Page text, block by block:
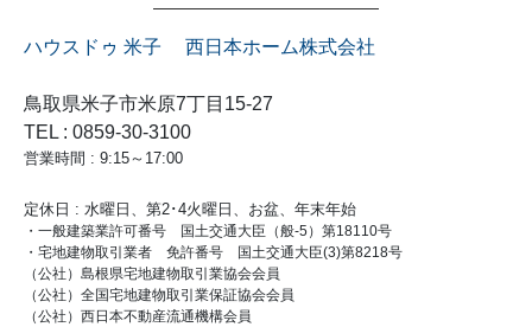
ハウスドゥ 米子 西日本ホーム株式会社
鳥取県米子市米原7丁目15-27
TEL : 0859-30-3100
営業時間 : 9:15～17:00
定休日 : 水曜日、第2･4火曜日、お盆、年末年始
・一般建築業許可番号 国土交通大臣（般-5）第18110号
・宅地建物取引業者 免許番号 国土交通大臣(3)第8218号
（公社）島根県宅地建物取引業協会会員
（公社）全国宅地建物取引業保証協会会員
（公社）西日本不動産流通機構会員